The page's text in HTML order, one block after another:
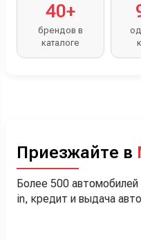
40+
брендов в
каталоге
Приезжайте в
Более 500
in, кредит и выдача